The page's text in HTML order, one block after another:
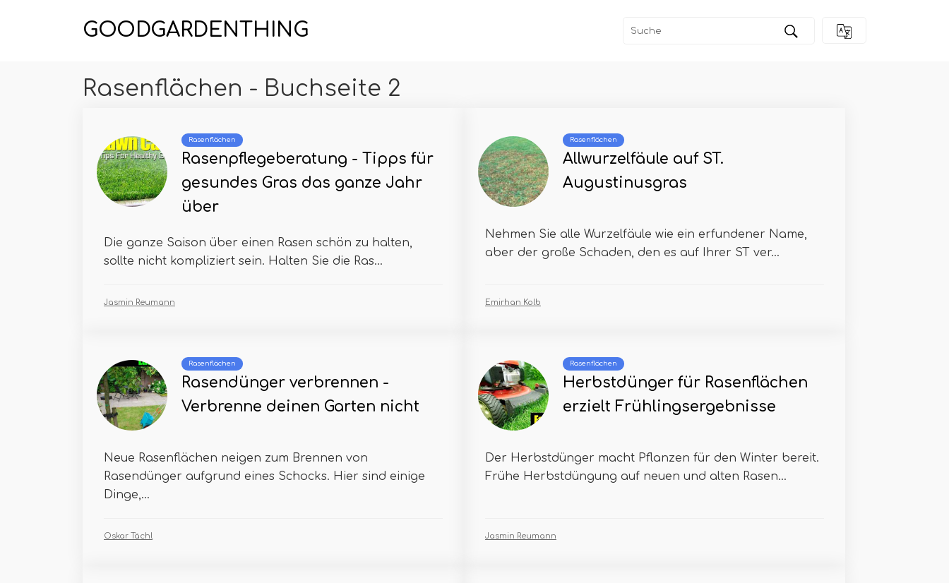
GOODGARDENTHING
Rasenflächen - Buchseite 2
Rasenflächen
Rasenpflegeberatung - Tipps für
gesundes Gras das ganze Jahr
über
Die ganze Saison über einen Rasen schön zu halten,
sollte nicht kompliziert sein. Halten Sie die Ras...
Jasmin Reumann
Rasenflächen
Allwurzelfäule auf ST.
Augustinusgras
Nehmen Sie alle Wurzelfäule wie ein erfundener Name,
aber der große Schaden, den es auf Ihrer ST ver...
Emirhan Kolb
Rasenflächen
Rasendünger verbrennen -
Verbrenne deinen Garten nicht
Neue Rasenflächen neigen zum Brennen von
Rasendünger aufgrund eines Schocks. Hier sind einige
Dinge,...
Oskar Tächl
Rasenflächen
Herbstdünger für Rasenflächen
erzielt Frühlingsergebnisse
Der Herbstdünger macht Pflanzen für den Winter bereit.
Frühe Herbstdüngung auf neuen und alten Rasen...
Jasmin Reumann